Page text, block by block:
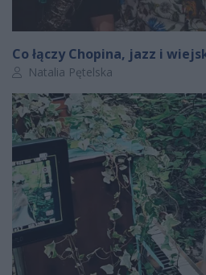
Co łączy Chopina, jazz i
Autor artykułu:
Natalia Pętelska